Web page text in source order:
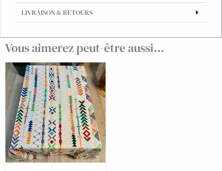
LIVRAISON & RETOURS
Vous aimerez peut-être aussi…